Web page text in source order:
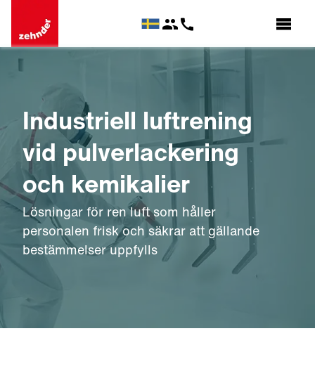
Industriell luftrening
vid pulverlackering
och kemikalier
Lösningar för ren luft som håller
personalen frisk och säkrar att gällande
bestämmelser uppfylls